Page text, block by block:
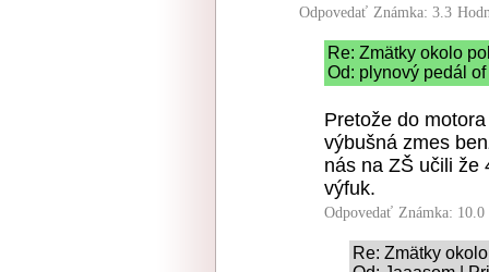
Odpovedať Známka: 3.3
Re: Zmätky okolo
Od: plynový pedál
Pretože do
výbušná zmes
nás na ZŠ učili že
výfuk.
Odpovedať Známka: 10.0
Re: Zmätky